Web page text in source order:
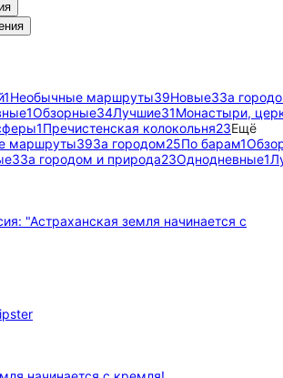
1Необычные маршруты39Новые3За
1Обзорные34Лучшие31Монастыри,
1Пречистенская колокольня23Ещё
маршруты39За городом25По барам1
3За городом и природа23Однодневные1